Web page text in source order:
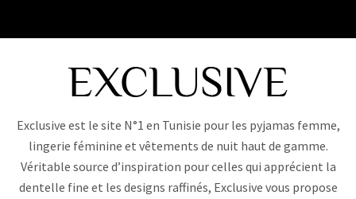
Exclusive est le site N°1 en Tunisie pour les pyjamas femme,
lingerie féminine et vêtements de nuit haut de gamme.
Véritable source d’inspiration pour celles qui apprécient la
dentelle fine et les designs raffinés, Exclusive vous propose